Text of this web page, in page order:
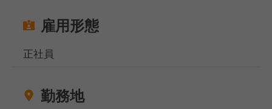
雇用形態
正社員
勤務地